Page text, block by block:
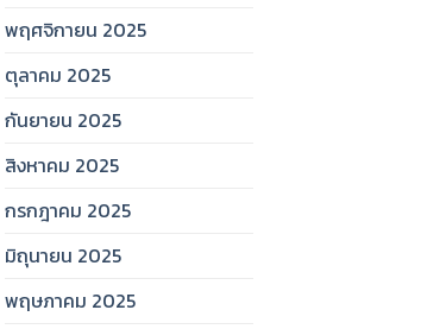
พฤศจิกายน 2025
ตุลาคม 2025
กันยายน 2025
สิงหาคม 2025
กรกฎาคม 2025
มิถุนายน 2025
พฤษภาคม 2025